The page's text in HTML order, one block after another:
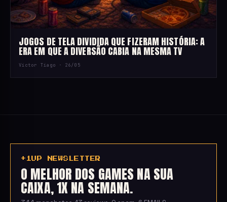
JOGOS DE TELA DIVIDIDA QUE FIZERAM HISTÓRIA: A
ERA EM QUE A DIVERSÃO CABIA NA MESMA TV
Victor Tiago · 26/05
+1UP NEWSLETTER
O MELHOR DOS GAMES NA SUA
CAIXA, 1X NA SEMANA.